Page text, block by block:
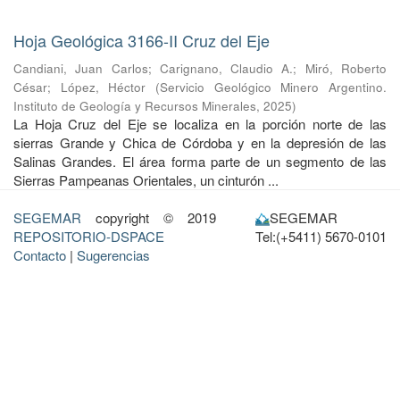
Hoja Geológica 3166-II Cruz del Eje
Candiani, Juan Carlos; Carignano, Claudio A.; Miró, Roberto
César; López, Héctor (Servicio Geológico Minero Argentino.
Instituto de Geología y Recursos Minerales, 2025)
La Hoja Cruz del Eje se localiza en la porción norte de las
sierras Grande y Chica de Córdoba y en la depresión de las
Salinas Grandes. El área forma parte de un segmento de las
Sierras Pampeanas Orientales, un cinturón ...
SEGEMAR copyright © 2019
REPOSITORIO-DSPACE
Contacto | Sugerencias
SEGEMAR
Tel:(+5411) 5670-0101